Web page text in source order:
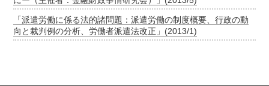
「派遣労働に係る法的諸問題：派遣労働の制度概要、行政の動
向と裁判例の分析、労働者派遣法改正」(2013/1)